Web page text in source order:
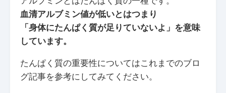
血清アルブミン値が低いとはつまり
「身体にたんぱく質が足りていないよ」を意味
しています。
たんぱく質の重要性についてはこれまでのブロ
グ記事を参考にしてみてください。